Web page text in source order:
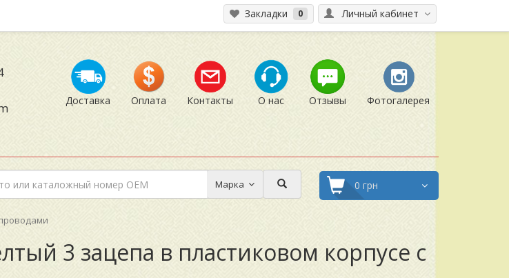
Личный кабинет
Закладки 0
Доставка Оплата Контакты О нас Отзывы Фотогалерея
Марка 0 грн
3 зацепа в пластиковом корпусе с